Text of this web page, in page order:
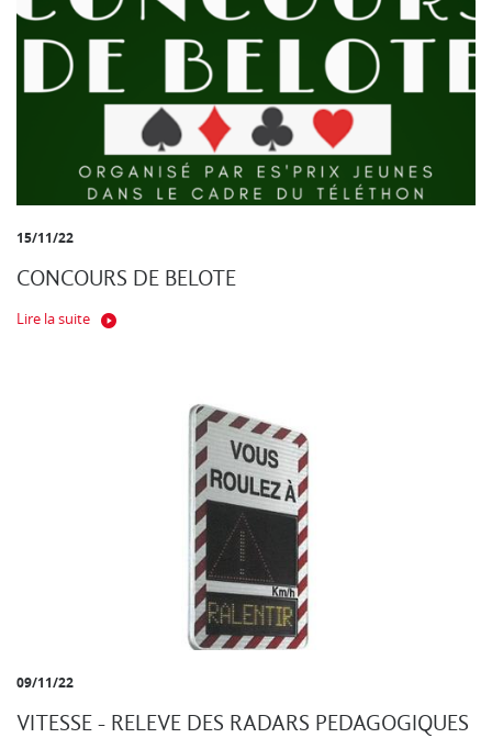
15/11/22
CONCOURS DE BELOTE
Lire la suite
09/11/22
VITESSE - RELEVE DES RADARS PEDAGOGIQUES